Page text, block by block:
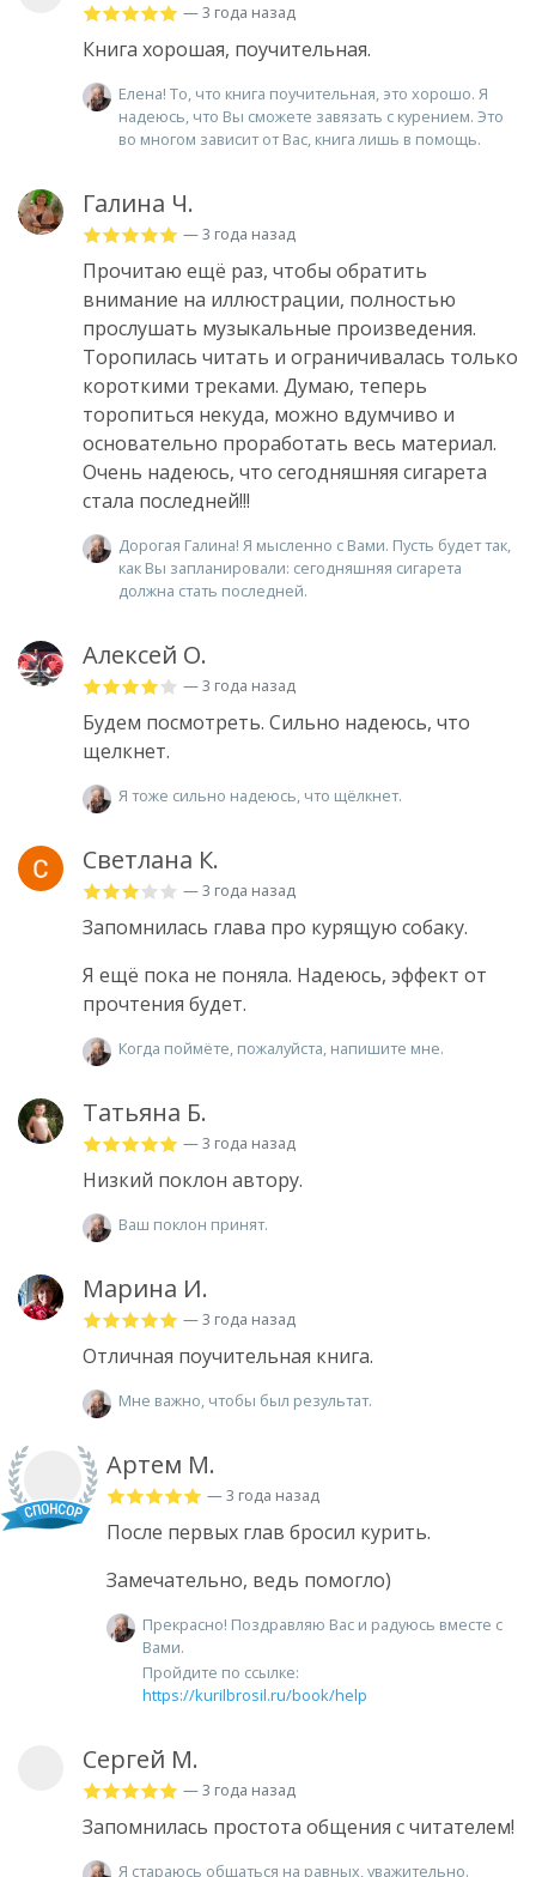
— 3 года назад
Книга хорошая, поучительная.
Елена! То, что книга поучительная, это хорошо. Я
надеюсь, что Вы сможете завязать с курением. Это
во многом зависит от Вас, книга лишь в помощь.
Галина Ч.
— 3 года назад
Прочитаю ещё раз, чтобы обратить
внимание на иллюстрации, полностью
прослушать музыкальные произведения.
Торопилась читать и ограничивалась только
короткими треками. Думаю, теперь
торопиться некуда, можно вдумчиво и
основательно проработать весь материал.
Очень надеюсь, что сегодняшняя сигарета
стала последней!!!
Дорогая Галина! Я мысленно с Вами. Пусть будет так,
как Вы запланировали: сегодняшняя сигарета
должна стать последней.
Алексей О.
— 3 года назад
Будем посмотреть. Сильно надеюсь, что
щелкнет.
Я тоже сильно надеюсь, что щёлкнет.
Светлана К.
— 3 года назад
Запомнилась глава про курящую собаку.
Я ещё пока не поняла. Надеюсь, эффект от
прочтения будет.
Когда поймёте, пожалуйста, напишите мне.
Татьяна Б.
— 3 года назад
Низкий поклон автору.
Ваш поклон принят.
Марина И.
— 3 года назад
Отличная поучительная книга.
Мне важно, чтобы был результат.
Артем М.
— 3 года назад
После первых глав бросил курить.
Замечательно, ведь помогло)
Прекрасно! Поздравляю Вас и радуюсь вместе с
Вами.
Пройдите по ссылке:
https://kurilbrosil.ru/book/help
Сергей М.
— 3 года назад
Запомнилась простота общения с читателем!
Я стараюсь общаться на равных, уважительно.